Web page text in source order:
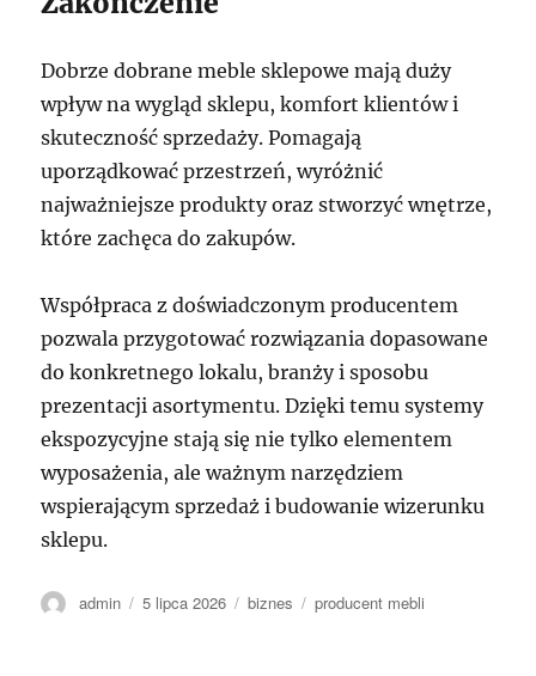
Dobrze dobrane meble sklepowe mają duży
wpływ na wygląd sklepu, komfort klientów i
skuteczność sprzedaży. Pomagają
uporządkować przestrzeń, wyróżnić
najważniejsze produkty oraz stworzyć wnętrze,
które zachęca do zakupów.
Współpraca z doświadczonym producentem
pozwala przygotować rozwiązania dopasowane
do konkretnego lokalu, branży i sposobu
prezentacji asortymentu. Dzięki temu systemy
ekspozycyjne stają się nie tylko elementem
wyposażenia, ale ważnym narzędziem
wspierającym sprzedaż i budowanie wizerunku
sklepu.
Autor
admin
Data
5 lipca 2026 Kategorie
biznes Tagi
producent mebli